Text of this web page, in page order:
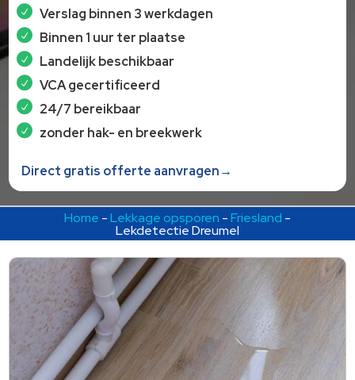
Verslag binnen 3 werkdagen
Binnen 1 uur ter plaatse
Landelijk beschikbaar
VCA gecertificeerd
24/7 bereikbaar
zonder hak- en breekwerk
Direct gratis offerte aanvragen→
Home -Lekkage opsporen -Friesland -
Lekdetectie Dreumel